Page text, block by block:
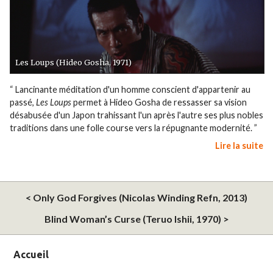
Les Loups (Hideo Gosha, 1971)
“ Lancinante méditation d'un homme conscient d'appartenir au
passé, Les Loupspermet à Hideo Gosha de ressasser sa vision
désabusée d'un Japon trahissant l'un après l'autre ses plus nobles
traditions dans une folle course vers la répugnante modernité. ”
Lire la suite
< Only God Forgives (Nicolas Winding Refn, 2013)
Blind Woman’s Curse (Teruo Ishii, 1970) >
Accueil